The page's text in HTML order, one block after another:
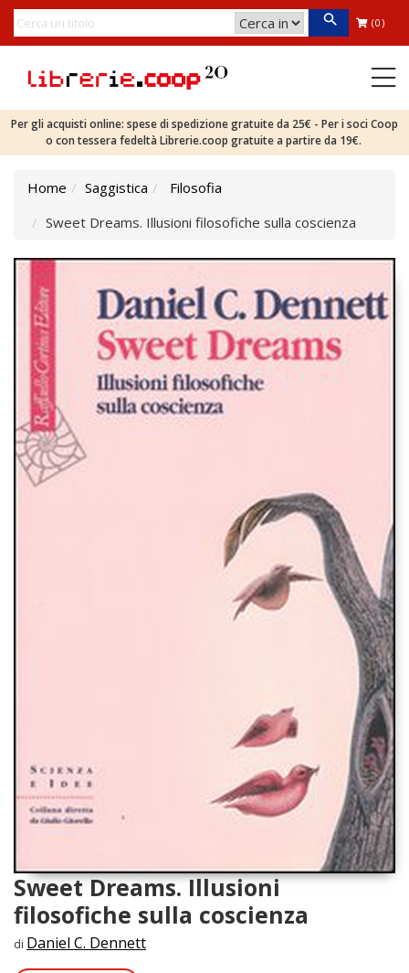
(0)
Per gli acquisti online: spese di spedizione gratuite da 25€ - Per i soci Coop
o con tessera fedeltà Librerie.coop gratuite a partire da 19€.
Home Saggistica
Filosofia
Sweet Dreams. Illusioni filosofiche sulla coscienza
Sweet Dreams. Illusioni
filosofiche sulla coscienza
di Daniel C. Dennett